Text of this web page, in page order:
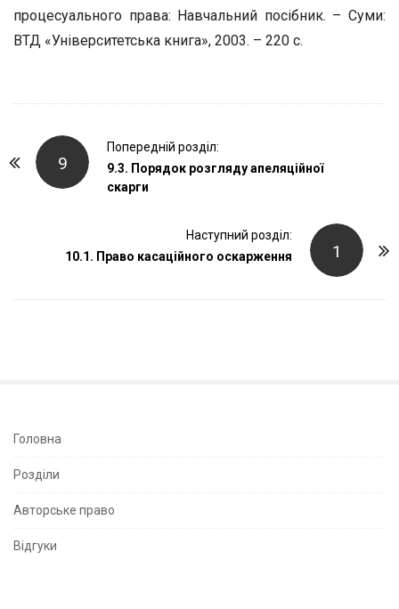
процесуального права: Навчальний посібник. – Суми:
ВТД «Університетська книга», 2003. – 220 с.
9
Попередній розділ:
9.3. Порядок розгляду апеляційної
скарги
1
Наступний розділ:
10.1. Право касаційного оскарження
S
e
S
Головна
Розділи
Авторське право
Відгуки